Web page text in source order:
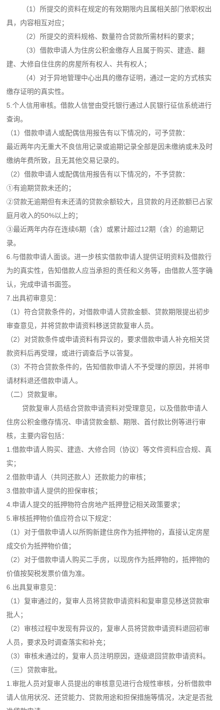
（1）所提交的资料在规定的有效期限内且属相关部门依职权出
具，内容相互对应；
（2）所提交的资料规格、数量符合贷款所需材料的要求；
（3）借款申请人为住房公积金缴存人且属于购买、建造、翻
建、大修自住住房的房屋所有权人、共有权人；
（4）对于异地管理中心出具的缴存证明，通过一定的方式核实
缴存证明的真实性。
5.个人信用审核。借款人信誉由受托银行通过人民银行征信系统进行
查询。
（1）借款申请人或配偶信用报告有以下情况的，可予贷款：
最近两年内无重大不良信用记录或逾期记录全部是因未缴纳或未及时
缴纳年费所致，且无其他交易记录的。
（2）借款申请人或配偶信用报告有以下情况的，不予贷款：
①有逾期贷款未还的；
②贷款无逾期但有未还清的贷款余额较大，且贷款的月还款额已占家
庭月收入的50%以上的；
③最近两年内存在连续6期（含）或累计超过12期（含）的逾期记
录。
6.与借款申请人面谈。进一步核实借款申请人提供证明资料及借款行
为的真实性，告知借款人应当承担的责任和义务等，由借款人签字确
认，完成申请书面签。
7.出具初审意见：
（1）符合贷款条件的，对借款申请人贷款金额、贷款期限提出初步
审查意见，并将贷款申请资料移送贷款复审人员。
（2）对贷款条件或申请资料有异议的，要求借款申请人补充相关贷
款资料后再受理，或进行调查后予以答复。
（3）不符合贷款条件的，告知借款申请人不予受理的原因，并将申
请材料退还借款申请人。
（二）贷款复审。
贷款复审人员结合贷款申请资料对受理意见，以及借款申请人
住房公积金缴存情况、申请贷款金额、期限、首付款比例等进行审
核，主要内容包括：
1.借款申请人购买、建造、大修合同（协议）等文件资料应合规、真
实；
2.借款申请人（共同还款人）还款能力的审核；
3.借款申请人提供的担保审核；
4.申请人提交的抵押物符合房地产抵押登记相关政策要求；
5.审核抵押物价值应符合以下规定：
（1）对于借款申请人以所购新建住房作为抵押物的，直接认定房屋
成交价为抵押物价值；
（2）对于借款申请人购买二手房，以现房作为抵押物的，抵押物的
价值按契税发票价值为准。
6.出具复审意见：
（1）复审通过的，复审人员将贷款申请资料和复审意见移送贷款审
批人；
（2）审核过程中发现有异议的，复审人员将贷款申请资料退回初审
人员，要求及时调查落实和补充；
（3）审核未通过的，复审人员注明原因，逐级退回贷款申请资料。
（三）贷款审批。
1.审批人员对复审人员提出的审核意见进行合规性审核，分析借款申
请人信用状况、还贷能力、贷款用途和担保措施等情况，决定是否批